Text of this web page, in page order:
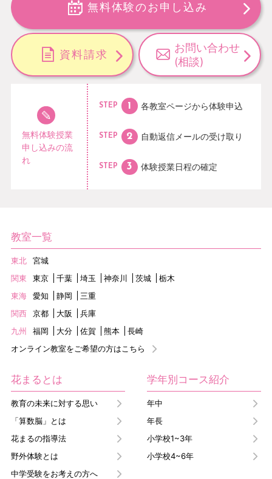
無料体験のお申し込み
資料請求
お問い合わせ
(相談)
無料体験授業
申し込みの流
れ
STEP 各教室ページから体験申込
STEP 自動返信メールの受け取り
STEP 体験授業日程の確定
教室一覧
東北
宮城
関東
東京 千葉 埼玉 神奈川 茨城
栃木
東海
愛知 静岡
三重
関西
京都 大阪
兵庫
九州
福岡 大分 佐賀 熊本
長崎
オンライン教室をご希望の方はこちら
花まるとは
教育の未来に対する思い
「算数脳」とは
花まるの指導法
野外体験とは
中学受験をお考えの方へ
学年別コース紹介
年中
年長
小学校1~3年
小学校4~6年